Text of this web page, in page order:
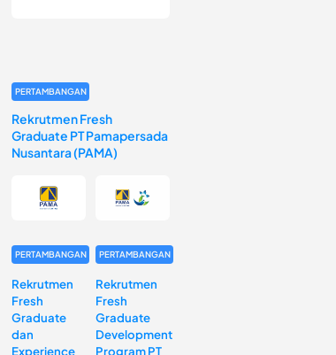
PERTAMBANGAN
Rekrutmen Fresh
Graduate PT Pamapersada
Nusantara (PAMA)
PERTAMBANGAN
Rekrutmen
Fresh
Graduate
dan
Experience
PERTAMBANGAN
Rekrutmen
Fresh
Graduate
Development
Program PT